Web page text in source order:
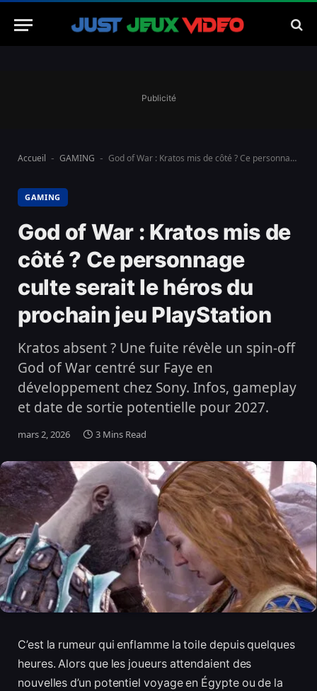
Publicité
Accueil - GAMING - God of War : Kratos mis de côté ? Ce personnage culte serait le héros du prochain jeu PlayStation
GAMING
God of War : Kratos mis de
côté ? Ce personnage
culte serait le héros du
prochain jeu PlayStation
Kratos absent ? Une fuite révèle un spin-off
God of War centré sur Faye en
développement chez Sony. Infos, gameplay
et date de sortie potentielle pour 2027.
mars 2, 2026 3 Mins Read
C’est la rumeur qui enflamme la toile depuis quelques
heures. Alors que les joueurs attendaient des
nouvelles d’un potentiel voyage en Égypte ou de la